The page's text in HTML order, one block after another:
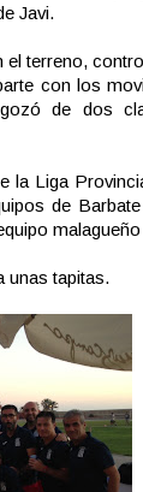
Javi.
el terreno,
con los
de dos
la Liga
de
unas tapitas.